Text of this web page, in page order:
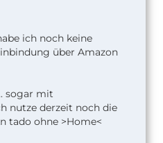
ich noch keine
über Amazon
sogar mit
nutze derzeit noch die
tado ohne >Home<